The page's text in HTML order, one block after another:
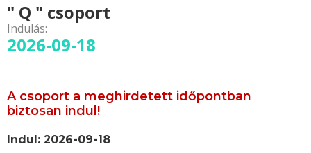
" Q " csoport
Indulás:
2026-09-18
A csoport a meghirdetett időpontban
biztosan indul!
Indul: 2026-09-18